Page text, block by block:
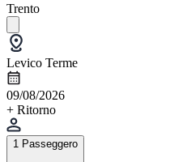
Trento
Levico Terme
09/08/2026
+ Ritorno
1 Passeggero